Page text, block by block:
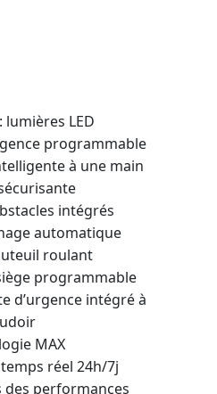
lumières LED
programmable
à une main
intégrés
automatique
roulant
programmable
d’urgence intégré à
MAX
réel 24h/7j
des performances